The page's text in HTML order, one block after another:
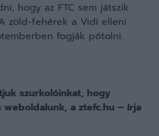
hogy az FTC sem játszik
zöld-fehérek a Vidi elleni
fogják pótolni.
szurkolóinkat, hogy
weboldalunk, a ztefc.hu – írja